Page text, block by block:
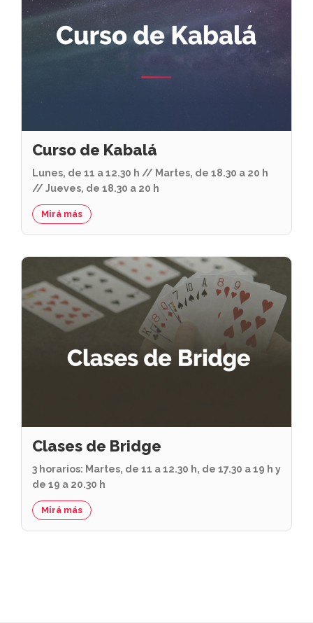
Curso de Kabalá
Lunes, de 11 a 12.30 h // Martes, de 18.30 a 20 h
// Jueves, de 18.30 a 20 h
Mirá más
Clases de Bridge
3 horarios: Martes, de 11 a 12.30 h, de 17.30 a 19 h y
de 19 a 20.30 h
Mirá más